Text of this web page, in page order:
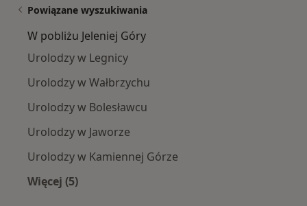
Powiązane wyszukiwania
W pobliżu Jeleniej Góry
Urolodzy w Legnicy
Urolodzy w Wałbrzychu
Urolodzy w Bolesławcu
Urolodzy w Jaworze
Urolodzy w Kamiennej Górze
Więcej (5)